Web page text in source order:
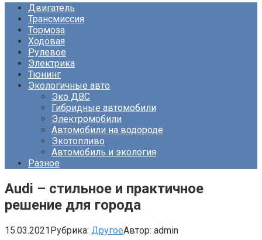
Двигатель
Трансмиссия
Тормоза
Ходовая
Рулевое
Электрика
Тюнинг
Экологичные авто
Эко ДВС
Гибридные автомобили
Электромобили
Автомобили на водороде
Экотопливо
Автомобиль и экология
Разное
Audi – стильное и практичное
решение для города
15.03.2021Рубрика: ДругоеАвтор: admin